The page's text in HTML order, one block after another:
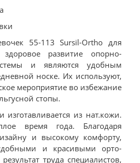
55-113 Sursil-Ortho для
здоровое развитие опорно-
и являются удобным
носке. Их используют,
мероприятие во избежание
стопы.
из нат.кожи.
время года. Благодаря
и высокому комфорту,
и красивыми орто-
труда специалистов,